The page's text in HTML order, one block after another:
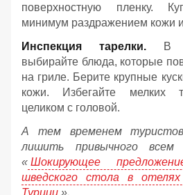
поверхностную пленку.
минимум раздражением кожи
Инспекция тарелки. В
выбирайте блюда, которые
на гриле. Берите крупные
кожи. Избегайте мелких
целиком с головой.
А тем временем
лишить привычного всем
« Шокирующее
шведского стола в
Турции ».